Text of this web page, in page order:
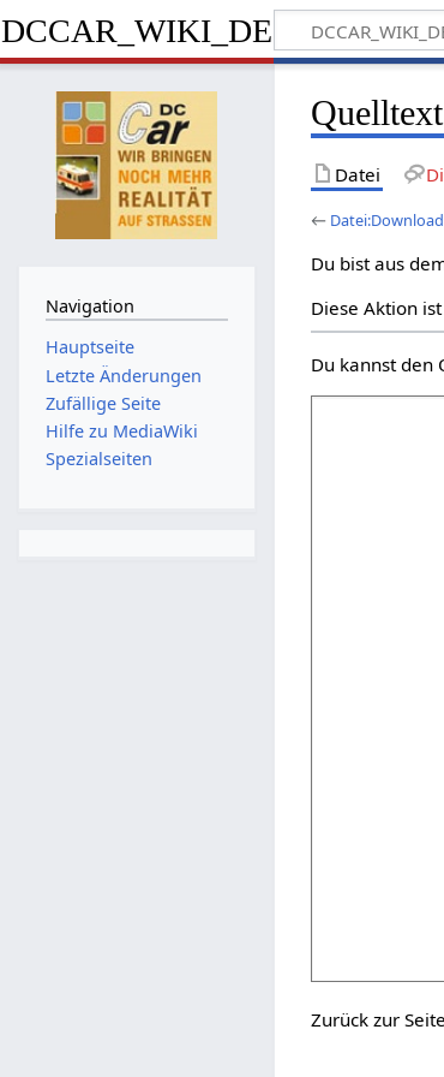
DCCAR_WIKI_DE
Datei
←
Du bist aus
Diese Aktion
Du kannst den
Zurück zur Seite
Navigation
Hauptseite
Letzte Änderungen
Zufällige Seite
Hilfe zu MediaWiki
Spezialseiten